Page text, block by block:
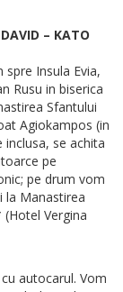
– KATO
Insula Evia,
Rusu in biserica
Sfantului
Agiokampos (in
inclusa, se achita
pe
pe drum vom
la Manastirea
Vergina
autocarul. Vom